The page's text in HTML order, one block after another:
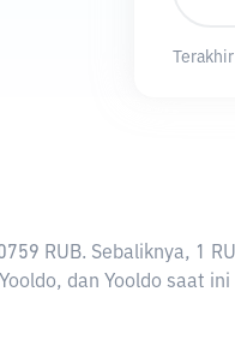
RUB. Sebaliknya, 1
dan Yooldo saat